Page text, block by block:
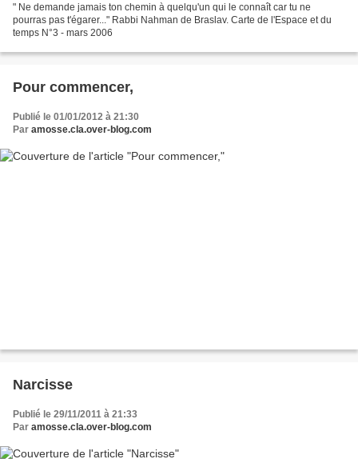
" Ne demande jamais ton chemin à quelqu'un qui le connaît car tu ne
pourras pas t'égarer..." Rabbi Nahman de Braslav. Carte de l'Espace et du
temps N°3 - mars 2006
Pour commencer,
Publié le 01/01/2012 à 21:30
Par amosse.cla.over-blog.com
Narcisse
Publié le 29/11/2011 à 21:33
Par amosse.cla.over-blog.com